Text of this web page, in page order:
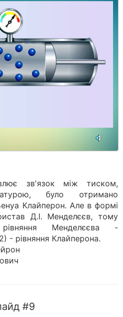
зв'язок між тиском,
було отримано
Клайперон. Але в формі
Д.І. Менделєєв, тому
Менделєєва -
- рівняння Клайперона.
#9